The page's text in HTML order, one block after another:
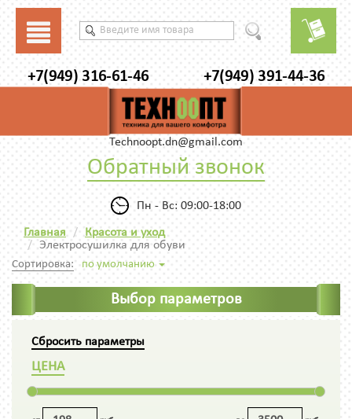
+7(949) 316-61-46 +7(949) 391-44-36
Technoopt.dn@gmail.com
Обратный звонок
Пн - Вс: 09:00-18:00
Главная
Красота и уход
Электросушилка для обуви
Сортировка: по умолчанию
Выбор параметров
Сбросить параметры
ЦЕНА